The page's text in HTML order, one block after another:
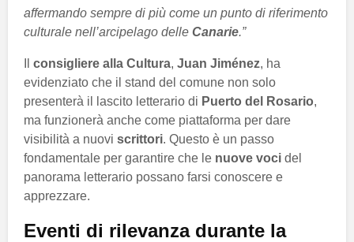
affermando sempre di più come un punto di riferimento
culturale nell’arcipelago delle Canarie.”
consigliere alla Cultura, Juan Jiménez, ha
evidenziato che il stand del comune non solo
presenterà il lascito letterario di Puerto del Rosario,
ma funzionerà anche come piattaforma per dare
visibilità a nuovi scrittori. Questo è un passo
fondamentale per garantire che le nuove voci del
panorama letterario possano farsi conoscere e
apprezzare.
Eventi di rilevanza durante la